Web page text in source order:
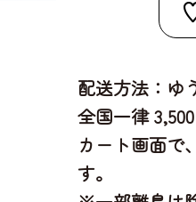
配送方法：ゆ
全国一律
カート画面で
す。